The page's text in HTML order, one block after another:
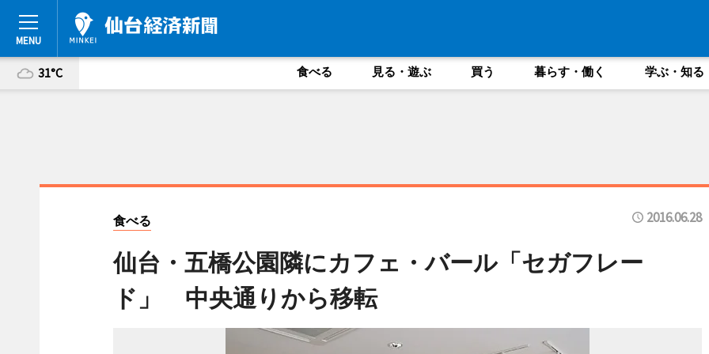
31°C 食べる 見る・遊ぶ 買う 暮らす・働く 学ぶ・知る
食べる 2016.06.28
仙台・五橋公園隣にカフェ・バール「セガフレー
ド」 中央通りから移転